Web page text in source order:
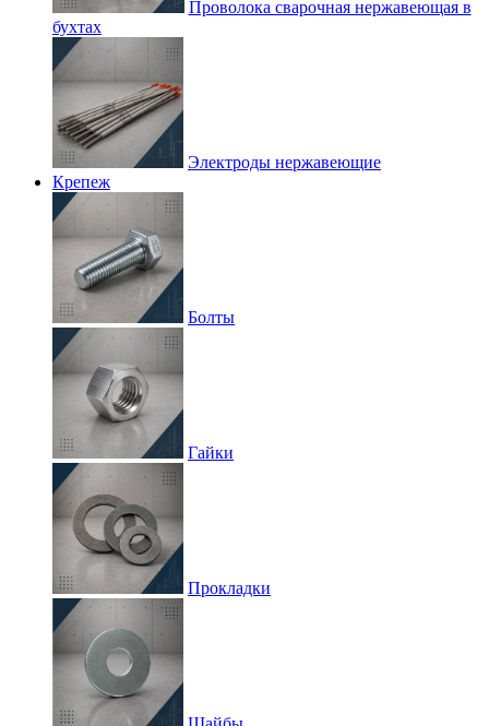
Проволока сварочная нержавеющая в
бухтах
Электроды нержавеющие
Крепеж
Болты
Гайки
Прокладки